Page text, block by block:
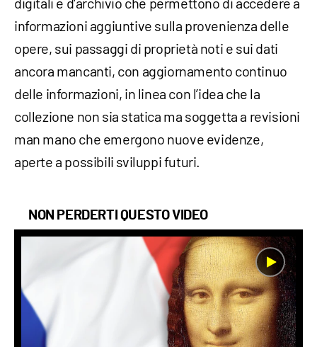
informazioni aggiuntive sulla provenienza delle
opere, sui passaggi di proprietà noti e sui dati
ancora mancanti, con aggiornamento continuo
delle informazioni, in linea con l’idea che la
collezione non sia statica ma soggetta a revisioni
man mano che emergono nuove evidenze,
aperte a possibili sviluppi futuri.
NON PERDERTI QUESTO VIDEO